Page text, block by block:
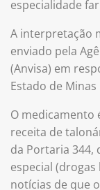
especialidade
A interpretação
enviado pela
(Anvisa) em
Estado de Minas
O medicamento
receita de
da Portaria 344,
especial
notícias de que